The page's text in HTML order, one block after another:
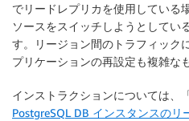
でリードレプリカを使用している
ソースをスイッチしようとしてい
す。リージョン間のトラフィック
プリケーションの再設定も複雑な
インストラクションについては、
PostgreSQL DB インスタンスのリ